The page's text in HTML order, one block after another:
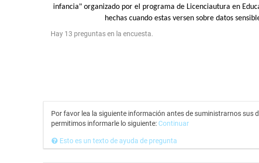
infancia" organizado por el programa de Licenciautura en
hechas cuando estas versen sobre datos
Hay 13 preguntas en la encuesta.
Por favor lea la siguiente información antes de suministrarnos
permitimos informarle lo siguiente: Continuar
Esto es un texto de ayuda de pregunta